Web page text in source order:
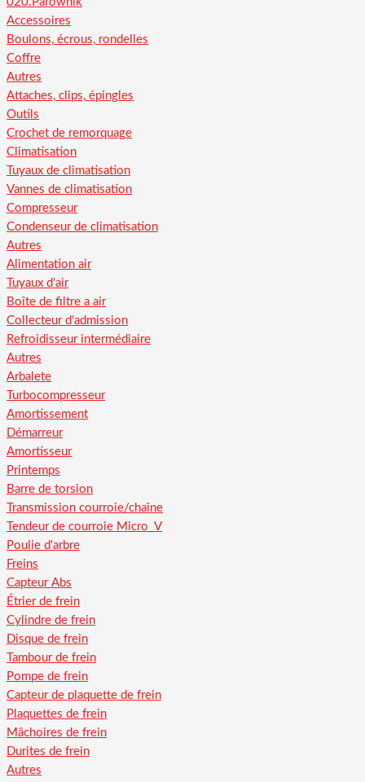
Accessoires
Boulons, écrous, rondelles
Coffre
Autres
Attaches, clips, épingles
Outils
Crochet de remorquage
Climatisation
Tuyaux de climatisation
Vannes de climatisation
Compresseur
Condenseur de climatisation
Autres
Alimentation air
Tuyaux d'air
Boîte de filtre a air
Collecteur d'admission
Refroidisseur intermédiaire
Autres
Arbalete
Turbocompresseur
Amortissement
Démarreur
Amortisseur
Printemps
Barre de torsion
Transmission courroie/chaîne
Tendeur de courroie Micro_V
Poulie d'arbre
Freins
Capteur Abs
Étrier de frein
Cylindre de frein
Disque de frein
Tambour de frein
Pompe de frein
Capteur de plaquette de frein
Plaquettes de frein
Mâchoires de frein
Durites de frein
Autres